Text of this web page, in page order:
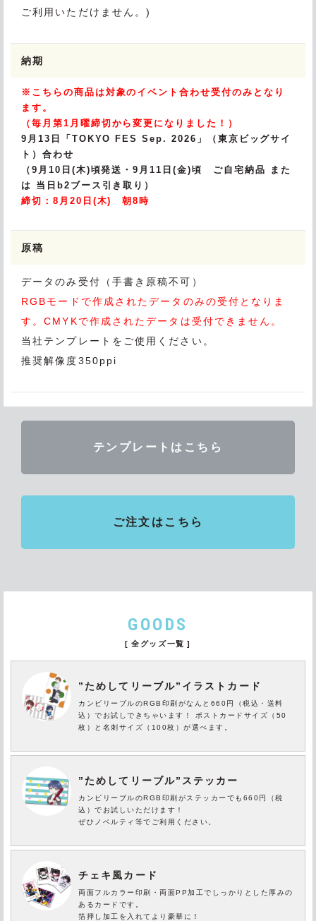
ご利用いただけません。)
納期
※こちらの商品は対象のイベント合わせ受付のみとなり
ます。
（毎月第1月曜締切から変更になりました！）
9月13日「TOKYO FES Sep. 2026」（東京ビッグサイ
ト）合わせ
（9月10日(木)頃発送・9月11日(金)頃 ご自宅納品 また
は 当日b2ブース引き取り）
締切：8月20日(木) 朝8時
原稿
データのみ受付（手書き原稿不可）
RGBモードで作成されたデータのみの受付となりま
す。CMYKで作成されたデータは受付できません。
当社テンプレートをご使用ください。
推奨解像度350ppi
テンプレートはこちら
ご注文はこちら
GOODS
全グッズ一覧
”ためしてリーブル”イラストカード
カンビリーブルのRGB印刷がなんと660円（税込・送料
込）でお試しできちゃいます！ ポストカードサイズ（50
枚）と名刺サイズ（100枚）が選べます。
”ためしてリーブル”ステッカー
カンビリーブルのRGB印刷がステッカーでも660円（税
込）でお試しいただけます！
ぜひノベルティ等でご利用ください。
チェキ風カード
両面フルカラー印刷・両面PP加工でしっかりとした厚みの
あるカードです。
箔押し加工を入れてより豪華に！